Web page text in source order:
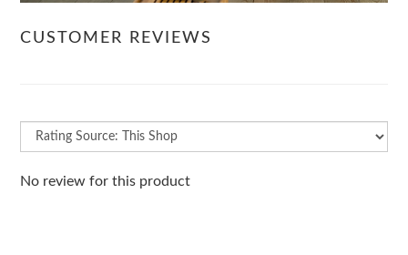
CUSTOMER REVIEWS
No review for this product